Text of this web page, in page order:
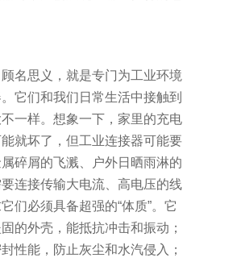
名思义，就是专门为工业环境
它们和我们日常生活中接触到
一样。想象一下，家里的充电
就坏了，但工业连接器可能要
碎屑的飞溅、户外日晒雨淋的
连接传输大电流、高电压的线
们必须具备超强的“体质”。它
的外壳，能抵抗冲击和振动；
性能，防止灰尘和水汽侵入；